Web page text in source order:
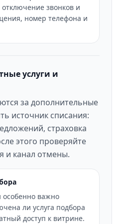
звонков и
номер телефона и
услуги и
за дополнительные
источник списания:
страховка
этого проверяйте
и канал отмены.
особенно важно
ли услуга подбора
доступ к витрине.